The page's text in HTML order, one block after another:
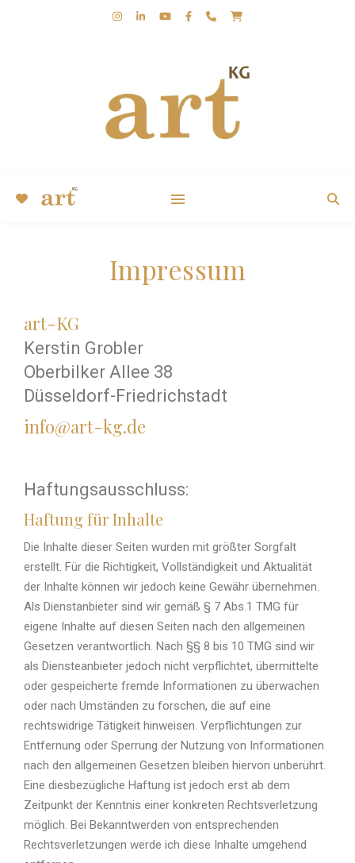
KUNST | KERSTIN GROBLER | KUGA | ABSTRAKT |
Impressum
art-KG
Kerstin Grobler
Oberbilker Allee 38
Düsseldorf-Friedrichstadt
info@art-kg.de
Haftungsausschluss:
Haftung für Inhalte
Die Inhalte dieser Seiten wurden mit größter Sorgfalt
erstellt. Für die Richtigkeit, Vollständigkeit und Aktualität
der Inhalte können wir jedoch keine Gewähr übernehmen.
Als Dienstanbieter sind wir gemäß § 7 Abs.1 TMG für
eigene Inhalte auf diesen Seiten nach den allgemeinen
Gesetzen verantwortlich. Nach §§ 8 bis 10 TMG sind wir
als Diensteanbieter jedoch nicht verpflichtet, übermittelte
oder gespeicherte fremde Informationen zu überwachen
oder nach Umständen zu forschen, die auf eine
rechtswidrige Tätigkeit hinweisen. Verpflichtungen zur
Entfernung oder Sperrung der Nutzung von Informationen
nach den allgemeinen Gesetzen bleiben hiervon unberührt.
Eine diesbezügliche Haftung ist jedoch erst ab dem
Zeitpunkt der Kenntnis einer konkreten Rechtsverletzung
möglich. Bei Bekanntwerden von entsprechenden
Rechtsverletzungen werde ich diese Inhalte umgehend